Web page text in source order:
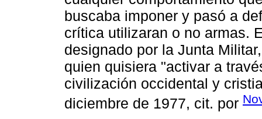
buscaba imponer y pasó a
crítica utilizaran o no armas.
designado por la Junta
quien quisiera "activar a
civilización occidental y
diciembre de 1977, cit. por